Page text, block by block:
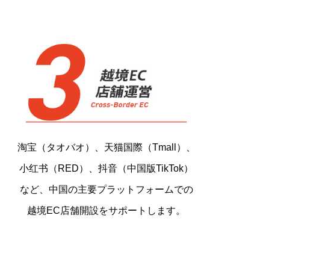
淘宝（タオバオ）、天猫国際（Tmall）、
小红书（RED）、抖音（中国版TikTok）
など、中国の主要プラットフォームでの
越境EC店舗開設をサポートします。